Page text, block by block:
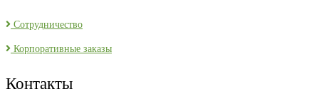
Сотрудничество
Корпоративные заказы
Контакты